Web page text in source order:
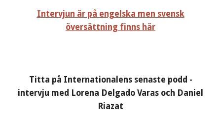
Intervjun är på engelska men svensk
översättning finns här
Titta på Internationalens senaste podd -
intervju med Lorena Delgado Varas och Daniel
Riazat